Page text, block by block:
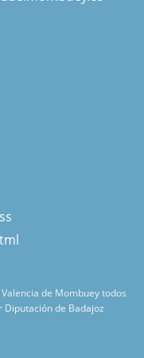
de Mombuey todos
de Badajoz